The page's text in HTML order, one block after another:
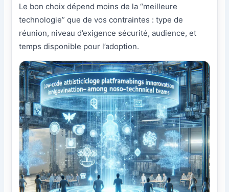
Le bon choix dépend moins de la “meilleure
technologie” que de vos contraintes : type de
réunion, niveau d’exigence sécurité, audience, et
temps disponible pour l’adoption.